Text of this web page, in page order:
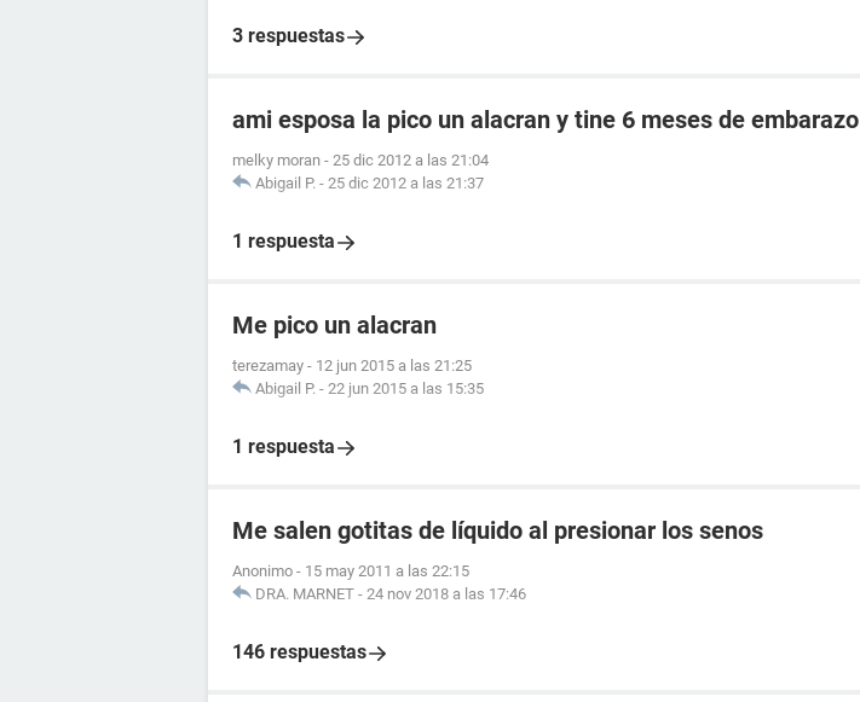
3 respuestas
ami esposa la pico un alacran y tine 6 meses de embarazo
melky moran - 25 dic 2012 a las 21:04
Abigail P. - 25 dic 2012 a las 21:37
1 respuesta
Me pico un alacran
terezamay - 12 jun 2015 a las 21:25
Abigail P. - 22 jun 2015 a las 15:35
1 respuesta
Me salen gotitas de líquido al presionar los senos
Anonimo - 15 may 2011 a las 22:15
DRA. MARNET - 24 nov 2018 a las 17:46
146 respuestas